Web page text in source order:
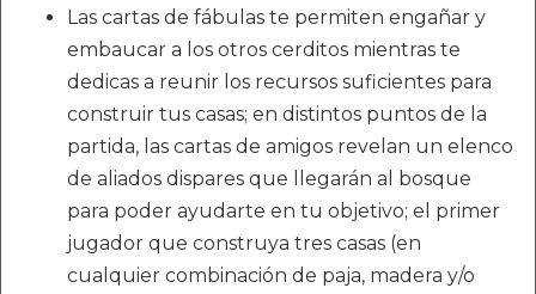
Las cartas de fábulas te permiten engañar y
embaucar a los otros cerditos mientras te
dedicas a reunir los recursos suficientes para
construir tus casas; en distintos puntos de la
partida, las cartas de amigos revelan un elenco
de aliados dispares que llegarán al bosque
para poder ayudarte en tu objetivo; el primer
jugador que construya tres casas (en
cualquier combinación de paja, madera y/o